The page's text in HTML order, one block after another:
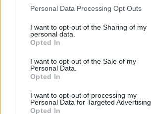
Personal Data Processing Opt Outs
I want to opt-out of the Sharing of my
personal data.
Opted In
I want to opt-out of the Sale of my
Personal Data.
Opted In
I want to opt-out of processing my
Personal Data for Targeted Advertising.
Opted In